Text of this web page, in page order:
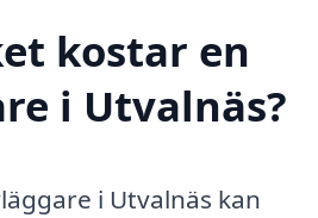
kostar en
i Utvalnäs?
i Utvalnäs kan